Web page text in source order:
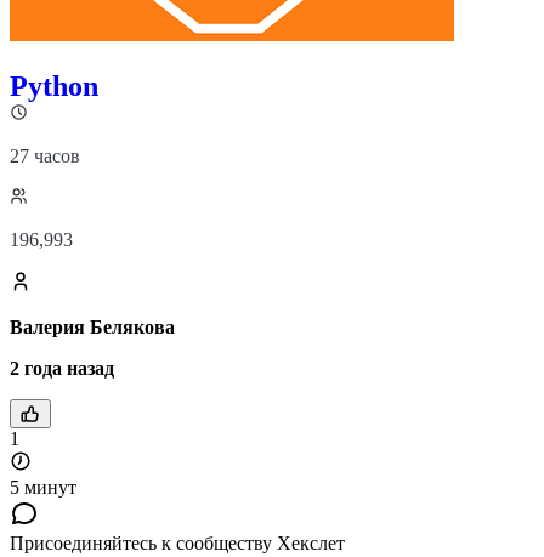
Python
27 часов
196,993
Валерия Белякова
2 года назад
1
5 минут
Присоединяйтесь к сообществу Хекслет